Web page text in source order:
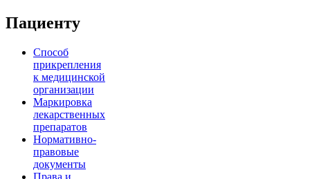
Пациенту
Способ
прикрепления
к медицинской
организации
Маркировка
лекарственных
препаратов
Нормативно-
правовые
документы
Права и